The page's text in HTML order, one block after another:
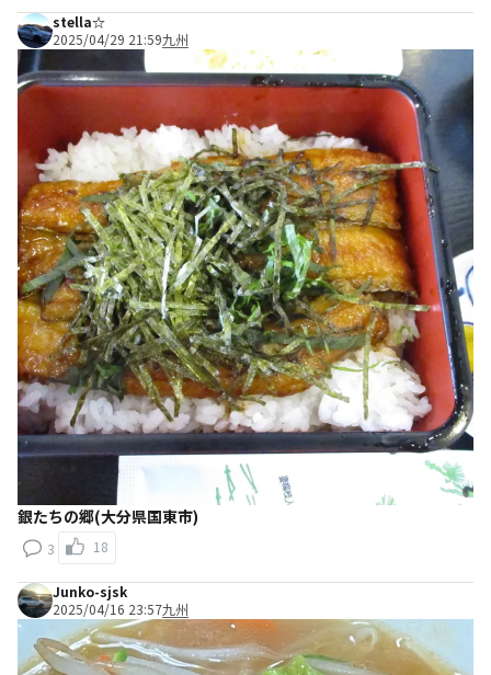
stella☆
2025/04/29 21:59九州
銀たちの郷(大分県国東市)
3 18
Junko-sjsk
2025/04/16 23:57九州